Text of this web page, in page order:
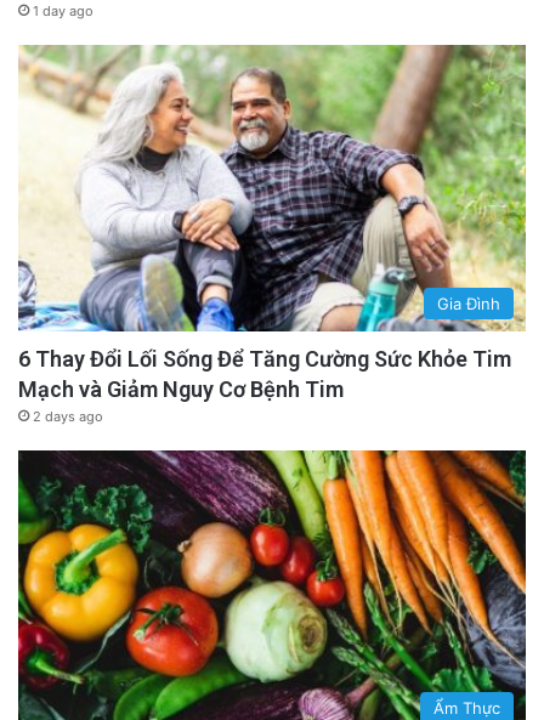
1 day ago
Gia Đình
6 Thay Đổi Lối Sống Để Tăng Cường Sức Khỏe Tim
Mạch và Giảm Nguy Cơ Bệnh Tim
2 days ago
Ẩm Thực